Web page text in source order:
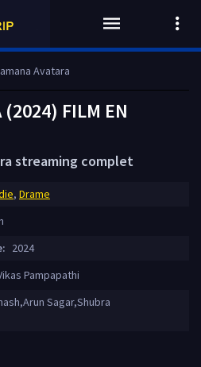
Avatara
(2024) FILM EN
streaming complet
, Drame
2024
Pampapathi
Sagar,Shubra